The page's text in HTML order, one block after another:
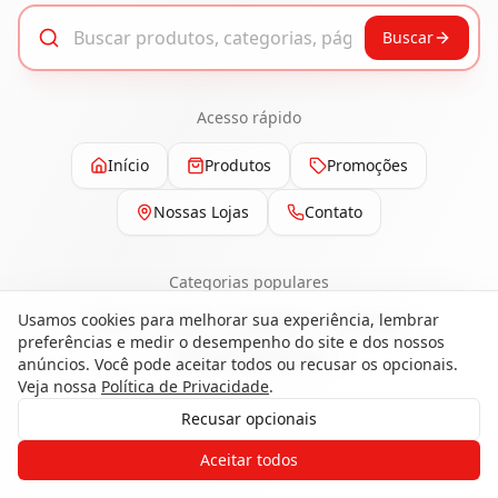
Buscar
Acesso rápido
Início Produtos Promoções
Nossas Lojas Contato
Categorias populares
Pisos Portas Esquadrias
Ferragens
Painéis e Revestimentos
Gostaria de receber o contato de um
de nossos especialistas?
Usamos cookies para melhorar sua experiência, lembrar
preferências e medir o desempenho do site e dos nossos
anúncios. Você pode aceitar todos ou recusar os opcionais.
Veja nossa Política de Privacidade.
Recusar opcionais
Aceitar todos